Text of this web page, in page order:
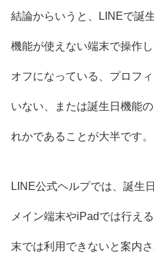
結論からいうと、LINEで誕
機能が使えない端末で操作
オフになっている、プロフ
いない、または誕生日機能
れかであることが大半です。
LINE公式ヘルプでは、誕生
メイン端末やiPadでは行え
末では利用できないと案内さ